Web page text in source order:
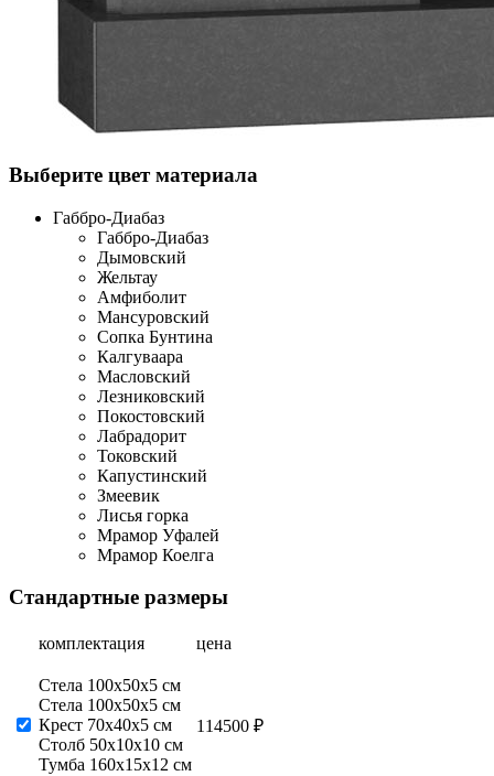
Выберите цвет материала
Габбро-Диабаз
Габбро-Диабаз
Дымовский
Жельтау
Амфиболит
Мансуровский
Сопка Бунтина
Калгуваара
Масловский
Лезниковский
Покостовский
Лабрадорит
Токовский
Капустинский
Змеевик
Лисья горка
Мрамор Уфалей
Мрамор Коелга
Стандартные размеры
комплектация цена
Стела 100х50х5 см
Стела 100х50х5 см
Крест 70х40х5 см
Столб 50х10х10 см
Тумба 160х15х12 см
114500 ₽